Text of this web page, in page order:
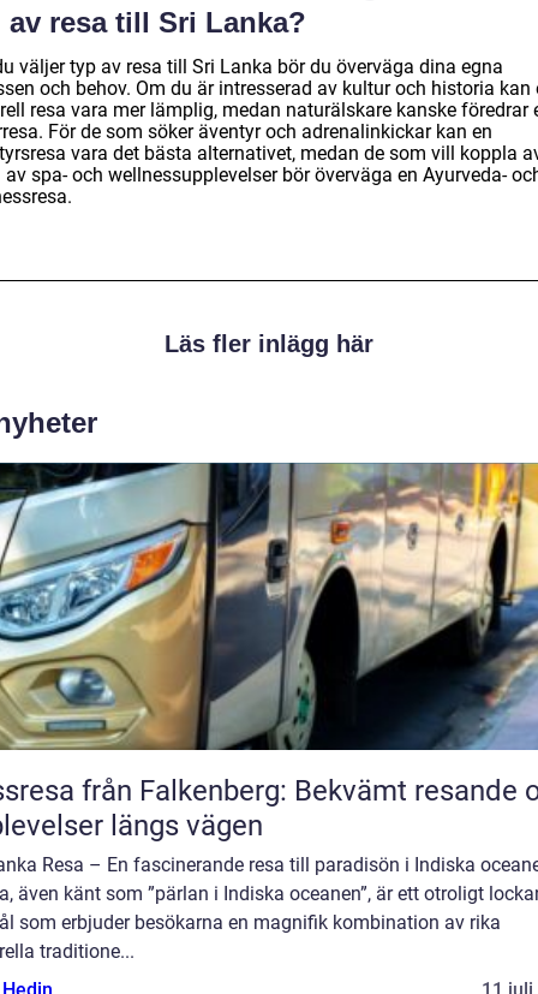
av resa till Sri Lanka?
väljer typ av resa till Sri Lanka bör du överväga dina egna
och behov. Om du är intresserad av kultur och historia kan
resa vara mer lämplig, medan naturälskare kanske föredrar
För de som söker äventyr och adrenalinkickar kan en
vara det bästa alternativet, medan de som vill koppla
spa- och wellnessupplevelser bör överväga en Ayurveda-
Läs fler inlägg här
från Falkenberg: Bekvämt resande
längs vägen
Resa – En fascinerande resa till paradisön i Indiska
även känt som ”pärlan i Indiska oceanen”, är ett otroligt
som erbjuder besökarna en magnifik kombination av rika
traditione...
11 juli